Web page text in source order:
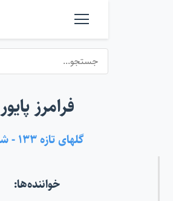
فرامرز پایور
گلهای تازه ۱۳۳ - شور
خواننده‌ها: